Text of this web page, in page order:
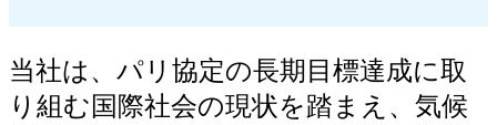
循環型社会構築への貢献
環境リスクマネジメントの推進
当社は、パリ協定の長期目標達成に取
り組む国際社会の現状を踏まえ、気候